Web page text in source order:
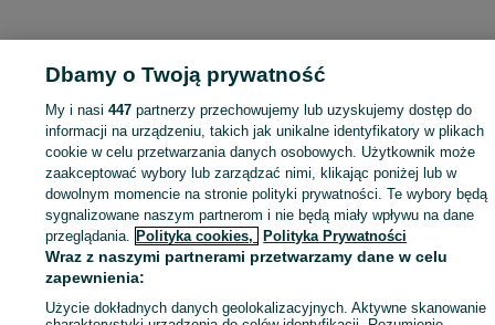
Zaloguj się lub załóż konto na OLX, aby skontaktować się z
sprzedającym
Zaloguj się / Załóż konto
Wyślij wiadomość
Dbamy o Twoją prywatność
My i nasi447 partnerzy przechowujemy lub uzyskujemy dostęp do
informacji na urządzeniu, takich jak unikalne identyfikatory w plikach
cookie w celu przetwarzania danych osobowych. Użytkownik może
zaakceptować wybory lub zarządzać nimi, klikając poniżej lub w
dowolnym momencie na stronie polityki prywatności. Te wybory będą
sygnalizowane naszym partnerom i nie będą miały wpływu na dane
przeglądania. Polityka cookies, Polityka Prywatności
Wraz z naszymi partnerami przetwarzamy dane w celu
zapewnienia:
Użycie dokładnych danych geolokalizacyjnych. Aktywne skanowanie